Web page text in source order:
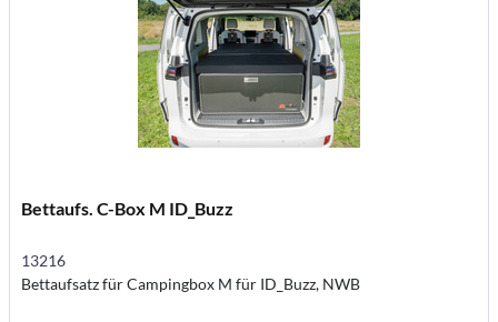
Bettaufs. C-Box M ID_Buzz
13216
Bettaufsatz für Campingbox M für ID_Buzz, NWB